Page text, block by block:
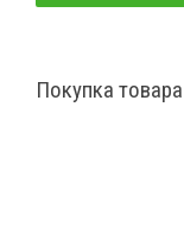
Покупка